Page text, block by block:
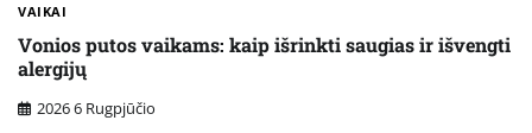
VAIKAI
Vonios putos vaikams: kaip išrinkti saugias ir išvengti
alergijų
2026 6 Rugpjūčio